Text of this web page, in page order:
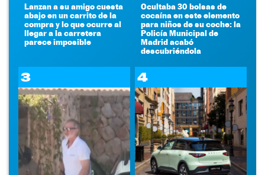
Lanzan a su amigo cuesta
abajo en un carrito de la
compra y lo que ocurre al
llegar a la carretera
parece imposible
Ocultaba 30 bolsas de
cocaína en este elemento
para niños de su coche: la
Policía Municipal de
Madrid acabó
descubriéndola
3 4